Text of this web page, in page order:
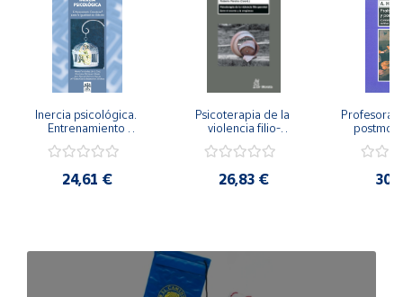
Inercia psicológica.
Entrenamiento
Igualdad de Género.
24,61 €
Psicoterapia de la
violencia filio-
secreto y la
26,83 €